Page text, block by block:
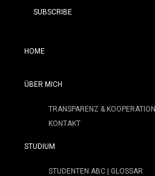
SUBSCRIBE
HOME
ÜBER MICH
TRANSPARENZ & KOOPERATION
KONTAKT
STUDIUM
STUDENTEN ABC | GLOSSAR